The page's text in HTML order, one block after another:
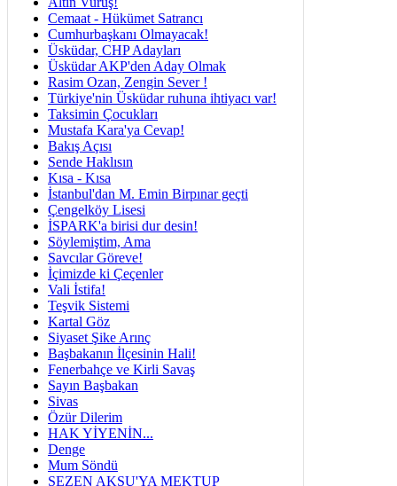
Cemaat - Hükümet Satrancı
Cumhurbaşkanı Olmayacak!
Üsküdar, CHP Adayları
Üsküdar AKP'den Aday Olmak
Rasim Ozan, Zengin Sever !
Türkiye'nin Üsküdar ruhuna ihtiyacı var!
Taksimin Çocukları
Mustafa Kara'ya Cevap!
Bakış Açısı
Sende Haklısın
Kısa - Kısa
İstanbul'dan M. Emin Birpınar geçti
Çengelköy Lisesi
İSPARK'a birisi dur desin!
Söylemiştim, Ama
Savcılar Göreve!
İçimizde ki Çeçenler
Vali İstifa!
Teşvik Sistemi
Kartal Göz
Siyaset Şike Arınç
Başbakanın İlçesinin Hali!
Fenerbahçe ve Kirli Savaş
Sayın Başbakan
Sivas
Özür Dilerim
HAK YİYENİN...
Denge
Mum Söndü
SEZEN AKSU'YA MEKTUP